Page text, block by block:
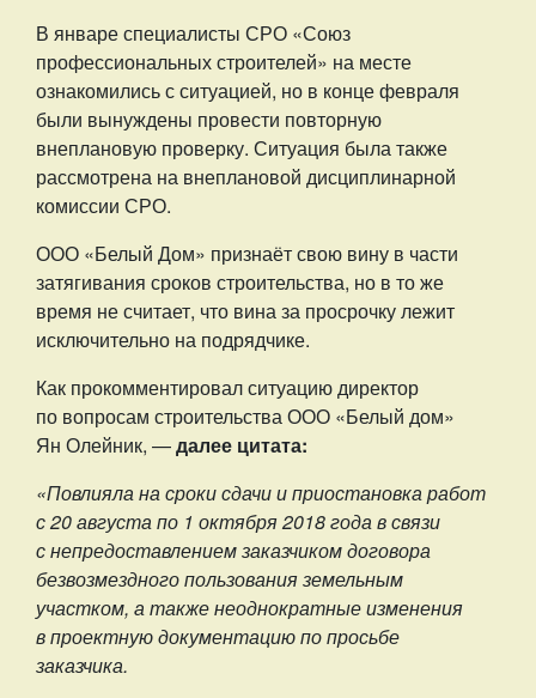
В январе специалисты СРО «Союз
профессиональных строителей» на месте
ознакомились с ситуацией, но в конце февраля
были вынуждены провести повторную
внеплановую проверку. Ситуация была также
рассмотрена на внеплановой дисциплинарной
комиссии СРО.
ООО «Белый Дом» признаёт свою вину в части
затягивания сроков строительства, но в то же
время не считает, что вина за просрочку лежит
исключительно на подрядчике.
Как прокомментировал ситуацию директор
по вопросам строительства ООО «Белый дом»
Ян Олейник, —далее цитата:
«Повлияла на сроки сдачи и приостановка работ
с 20 августа по 1 октября 2018 года в связи
с непредоставлением заказчиком договора
безвозмездного пользования земельным
участком, а также неоднократные изменения
в проектную документацию по просьбе
заказчика.